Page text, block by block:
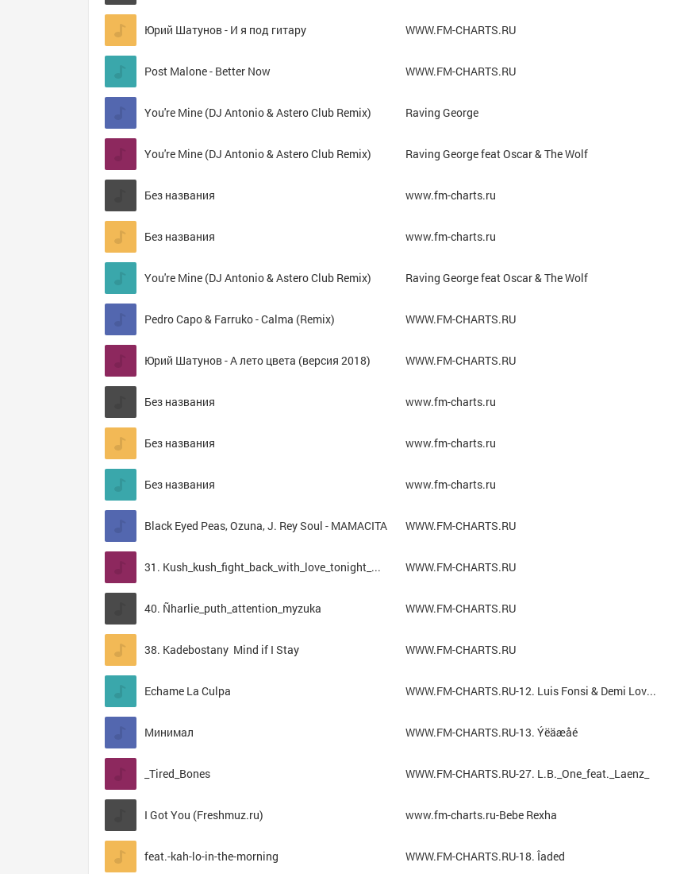
Юрий Шатунов - И я под гитару WWW.FM-CHARTS.RU
Post Malone - Better Now WWW.FM-CHARTS.RU
You're Mine (DJ Antonio & Astero Club Remix) Raving George
You're Mine (DJ Antonio & Astero Club Remix) Raving George feat Oscar & The Wolf
Без названия www.fm-charts.ru
Без названия www.fm-charts.ru
You're Mine (DJ Antonio & Astero Club Remix) Raving George feat Oscar & The Wolf
Pedro Capo & Farruko - Calma (Remix) WWW.FM-CHARTS.RU
Юрий Шатунов - А лето цвета (версия 2018) WWW.FM-CHARTS.RU
Без названия www.fm-charts.ru
Без названия www.fm-charts.ru
Без названия www.fm-charts.ru
Black Eyed Peas, Ozuna, J. Rey Soul - MAMACITA WWW.FM-CHARTS.RU
31. Kush_kush_fight_back_with_love_tonight_myzuka WWW.FM-CHARTS.RU
40. Ñharlie_puth_attention_myzuka WWW.FM-CHARTS.RU
38. Kadebostany  Mind if I Stay WWW.FM-CHARTS.RU
Echame La Culpa WWW.FM-CHARTS.RU-12. Luis Fonsi & Demi Lovato
Минимал WWW.FM-CHARTS.RU-13. Ýëäæåé
_Tired_Bones WWW.FM-CHARTS.RU-27. L.B._One_feat._Laenz_
I Got You (Freshmuz.ru) www.fm-charts.ru-Bebe Rexha
feat.-kah-lo-in-the-morning WWW.FM-CHARTS.RU-18. Îaded